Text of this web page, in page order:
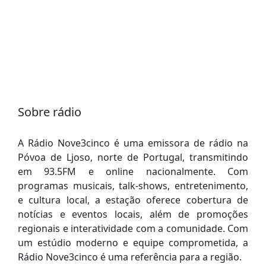
Sobre rádio
A Rádio Nove3cinco é uma emissora de rádio na
Póvoa de Ljoso, norte de Portugal, transmitindo
em 93.5FM e online nacionalmente. Com
programas musicais, talk-shows, entretenimento,
e cultura local, a estação oferece cobertura de
notícias e eventos locais, além de promoções
regionais e interatividade com a comunidade. Com
um estúdio moderno e equipe comprometida, a
Rádio Nove3cinco é uma referência para a região.